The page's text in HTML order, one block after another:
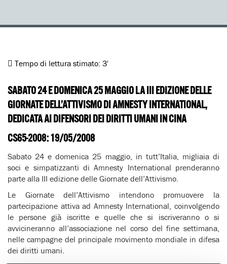
Tempo di lettura stimato: 3'
SABATO 24 E DOMENICA 25 MAGGIO LA III EDIZIONE DELLE
GIORNATE DELL’ATTIVISMO DI AMNESTY INTERNATIONAL,
DEDICATA AI DIFENSORI DEI DIRITTI UMANI IN CINA
CS65-2008: 19/05/2008
Sabato 24 e domenica 25 maggio, in tutt’Italia, migliaia di
soci e simpatizzanti di Amnesty International prenderanno
parte alla III edizione delle Giornate dell’Attivismo.
Le Giornate dell’Attivismo intendono promuovere la
partecipazione attiva ad Amnesty International, coinvolgendo
le persone già iscritte e quelle che si iscriveranno o si
avvicineranno all’associazione nel corso del fine settimana,
nelle campagne del principale movimento mondiale in difesa
dei diritti umani.